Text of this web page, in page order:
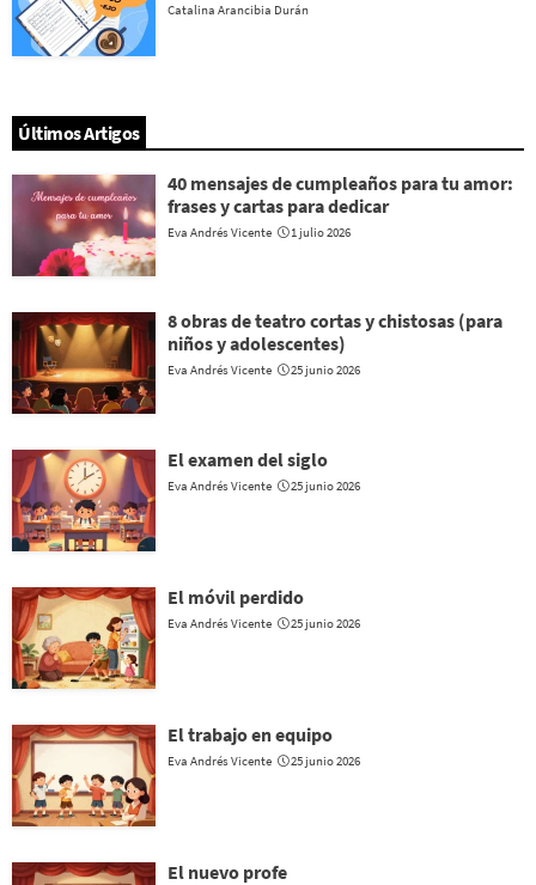
Catalina Arancibia Durán
Últimos Artigos
40 mensajes de cumpleaños para tu amor:
frases y cartas para dedicar
Eva Andrés Vicente 1 julio 2026
8 obras de teatro cortas y chistosas (para
niños y adolescentes)
Eva Andrés Vicente 25 junio 2026
El examen del siglo
Eva Andrés Vicente 25 junio 2026
El móvil perdido
Eva Andrés Vicente 25 junio 2026
El trabajo en equipo
Eva Andrés Vicente 25 junio 2026
El nuevo profe